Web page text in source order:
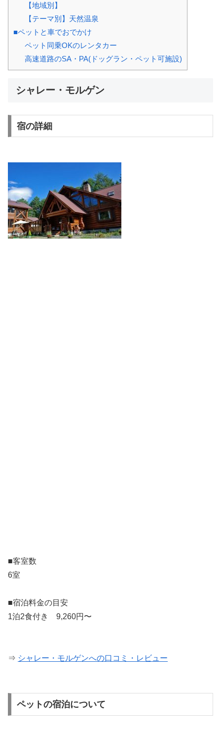
【地域別】
【テーマ別】天然温泉
■ペットと車でおでかけ
ペット同乗OKのレンタカー
高速道路のSA・PA(ドッグラン・ペット可施設)
シャレー・モルゲン
宿の詳細
■客室数
6室
■宿泊料金の目安
1泊2食付き 9,260円〜
⇒ シャレー・モルゲンへの口コミ・レビュー
ペットの宿泊について